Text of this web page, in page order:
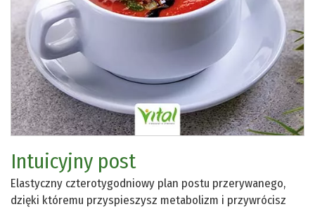
Intuicyjny post
Elastyczny czterotygodniowy plan postu przerywanego,
dzięki któremu przyspieszysz metabolizm i przywrócisz